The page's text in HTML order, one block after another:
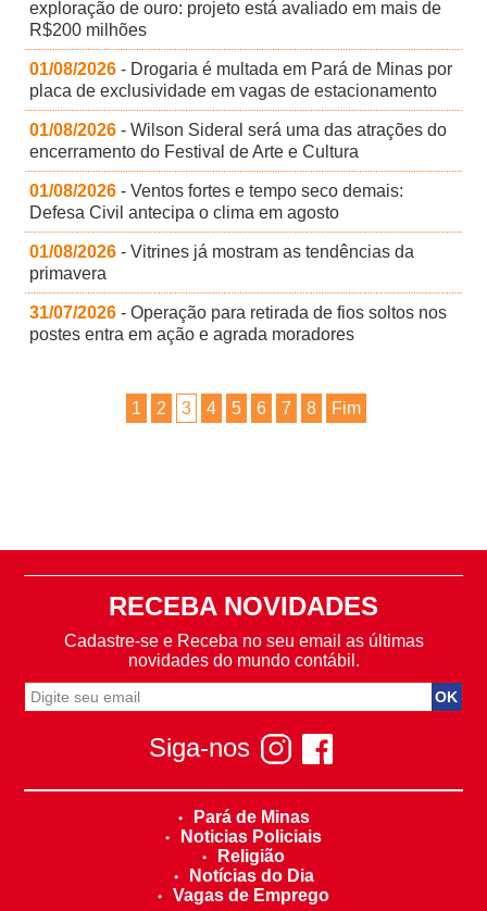
exploração de ouro: projeto está avaliado em mais de
R$200 milhões
01/08/2026 - Drogaria é multada em Pará de Minas por
placa de exclusividade em vagas de estacionamento
01/08/2026 - Wilson Sideral será uma das atrações do
encerramento do Festival de Arte e Cultura
01/08/2026 - Ventos fortes e tempo seco demais:
Defesa Civil antecipa o clima em agosto
01/08/2026 - Vitrines já mostram as tendências da
primavera
31/07/2026 - Operação para retirada de fios soltos nos
postes entra em ação e agrada moradores
1 2 3 4 5 6 7 8 Fim
RECEBA NOVIDADES
Cadastre-se e Receba no seu email as últimas
novidades do mundo contábil.
Siga-nos
Pará de Minas
Noticias Policiais
Religião
Notícias do Dia
Vagas de Emprego